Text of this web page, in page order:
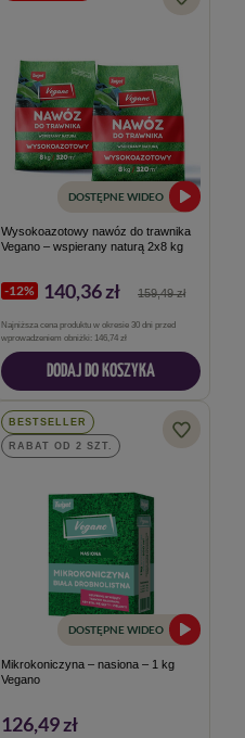
DOSTĘPNE WIDEO
Wysokoazotowy nawóz do trawnika
Vegano – wspierany naturą 2x8 kg
159,49 zł
-12% 140,36 zł
Najniższa cena produktu w okresie 30 dni przed
wprowadzeniem obniżki: 146,74 zł
DODAJ DO KOSZYKA
BESTSELLER
RABAT OD 2 SZT.
DOSTĘPNE WIDEO
Mikrokoniczyna – nasiona – 1 kg
Vegano
126,49 zł